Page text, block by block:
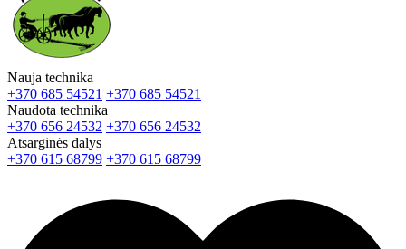
Nauja technika
+370 685 54521 +370 685 54521
Naudota technika
+370 656 24532 +370 656 24532
Atsarginės dalys
+370 615 68799 +370 615 68799